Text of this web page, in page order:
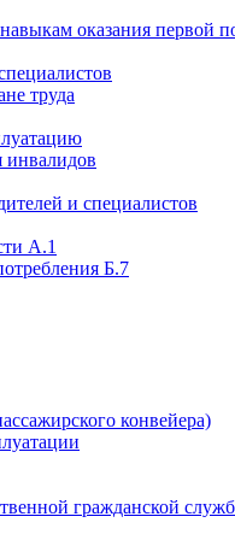
оказания первой
труда
инвалидов
и специалистов
А.1
Б.7
конвейера)
гражданской